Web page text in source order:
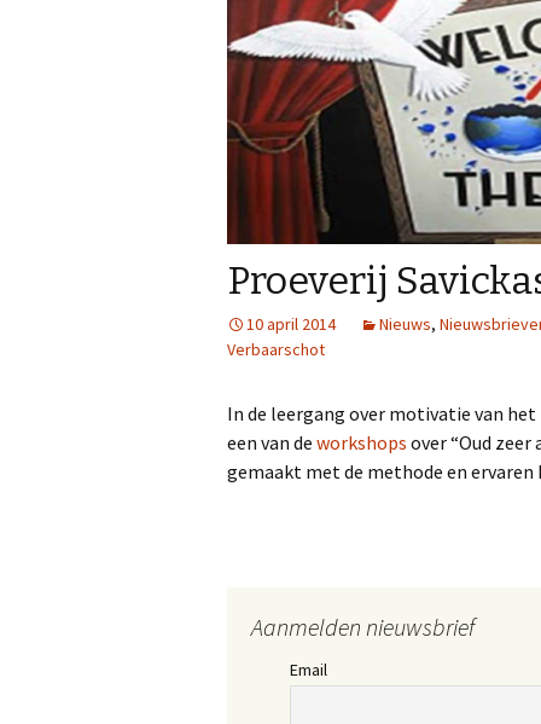
Proeverij
10 april 2014 Nieuws,
Verbaarschot
In de leergang over motivatie van
een van de workshops over “Oud
gemaakt met de methode en
Aanmelden nieuwsbrief
Email